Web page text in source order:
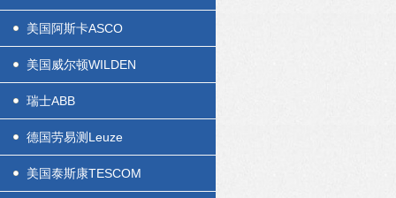
美国阿斯卡ASCO
美国威尔顿WILDEN
瑞士ABB
德国劳易测Leuze
美国泰斯康TESCOM